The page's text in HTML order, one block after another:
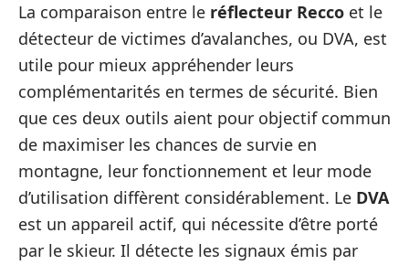
La comparaison entre le réflecteur Recco et le
détecteur de victimes d’avalanches, ou DVA, est
utile pour mieux appréhender leurs
complémentarités en termes de sécurité. Bien
que ces deux outils aient pour objectif commun
de maximiser les chances de survie en
montagne, leur fonctionnement et leur mode
d’utilisation diffèrent considérablement. Le DVA
est un appareil actif, qui nécessite d’être porté
par le skieur. Il détecte les signaux émis par